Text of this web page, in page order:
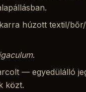
húzott textil/
.
— egyedülálló
közt.